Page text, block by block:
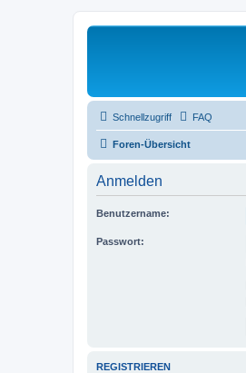
Schnellzugriff FAQ
Foren-Übersicht
Anmelden
Benutzername:
Passwort:
REGISTRIEREN